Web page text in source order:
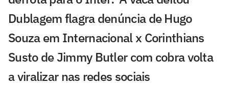
Dublagem flagra denúncia de Hugo
Souza em Internacional x Corinthians
Susto de Jimmy Butler com cobra volta
a viralizar nas redes sociais